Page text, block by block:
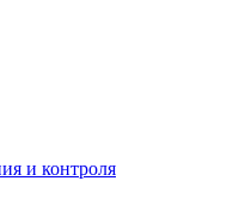
и контроля